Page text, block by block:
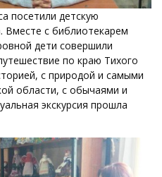
посетили детскую
Вместе с библиотекарем
дети совершили
по краю Тихого
с природой и самыми
области, с обычаями и
экскурсия прошла